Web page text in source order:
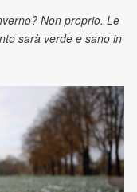
Non proprio. Le
sarà verde e sano in